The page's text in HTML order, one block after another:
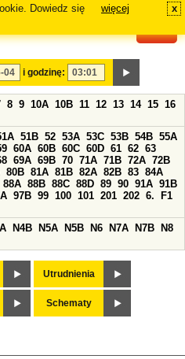
Dowiedz się
więcej x
i godzinę:
8 9 10A 10B 11 12 13 14 15 16
51B 52 53A 53C 53B 54B 55A
60A 60B 60C 60D 61 62 63
69A 69B 70 71A 71B 72A 72B
80B 81A 81B 82A 82B 83 84A
88A 88B 88C 88D 89 90 91A 91B
97B 99 100 101 201 202 6.
F1
N4B N5A N5B N6 N7A N7B
N8
Utrudnienia
Schematy